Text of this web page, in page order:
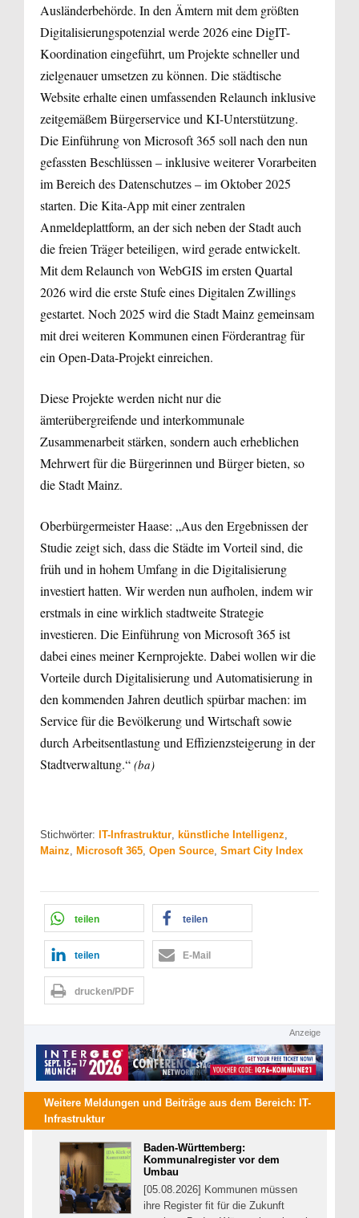
Ausländerbehörde. In den Ämtern mit dem größten
Digitalisierungspotenzial werde 2026 eine DigIT-
Koordination eingeführt, um Projekte schneller und
zielgenauer umsetzen zu können. Die städtische
Website erhalte einen umfassenden Relaunch inklusive
zeitgemäßem Bürgerservice und KI-Unterstützung.
Die Einführung von Microsoft 365 soll nach den nun
gefassten Beschlüssen – inklusive weiterer Vorarbeiten
im Bereich des Datenschutzes – im Oktober 2025
starten. Die Kita-App mit einer zentralen
Anmeldeplattform, an der sich neben der Stadt auch
die freien Träger beteiligen, wird gerade entwickelt.
Mit dem Relaunch von WebGIS im ersten Quartal
2026 wird die erste Stufe eines Digitalen Zwillings
gestartet. Noch 2025 wird die Stadt Mainz gemeinsam
mit drei weiteren Kommunen einen Förderantrag für
ein Open-Data-Projekt einreichen.
Diese Projekte werden nicht nur die
ämterübergreifende und interkommunale
Zusammenarbeit stärken, sondern auch erheblichen
Mehrwert für die Bürgerinnen und Bürger bieten, so
die Stadt Mainz.
Oberbürgermeister Haase: „Aus den Ergebnissen der
Studie zeigt sich, dass die Städte im Vorteil sind, die
früh und in hohem Umfang in die Digitalisierung
investiert hatten. Wir werden nun aufholen, indem wir
erstmals in eine wirklich stadtweite Strategie
investieren. Die Einführung von Microsoft 365 ist
dabei eines meiner Kernprojekte. Dabei wollen wir die
Vorteile durch Digitalisierung und Automatisierung in
den kommenden Jahren deutlich spürbar machen: im
Service für die Bevölkerung und Wirtschaft sowie
durch Arbeitsentlastung und Effizienzsteigerung in der
Stadtverwaltung.“ (ba)
Stichwörter: IT-Infrastruktur künstliche Intelligenz
Mainz Microsoft 365 Open Source Smart City Index
teilen teilen
teilen E-Mail
drucken/PDF
Anzeige
Weitere Meldungen und Beiträge aus dem Bereich: IT-
Infrastruktur
Baden-Württemberg:
Kommunalregister vor dem
Umbau
[05.08.2026] Kommunen müssen
ihre Register fit für die Zukunft